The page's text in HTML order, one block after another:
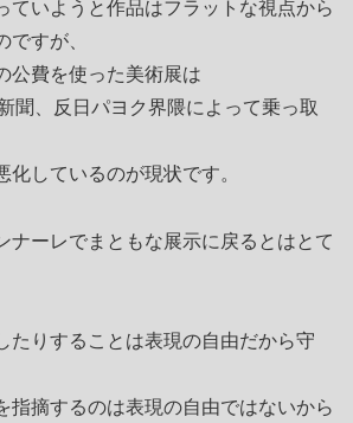
ていようと作品はフラットな視点から
ですが、
公費を使った美術展は
聞、反日パヨク界隈によって乗っ取
化しているのが現状です。
ナーレでまともな展示に戻るとはとて
たりすることは表現の自由だから守
指摘するのは表現の自由ではないから